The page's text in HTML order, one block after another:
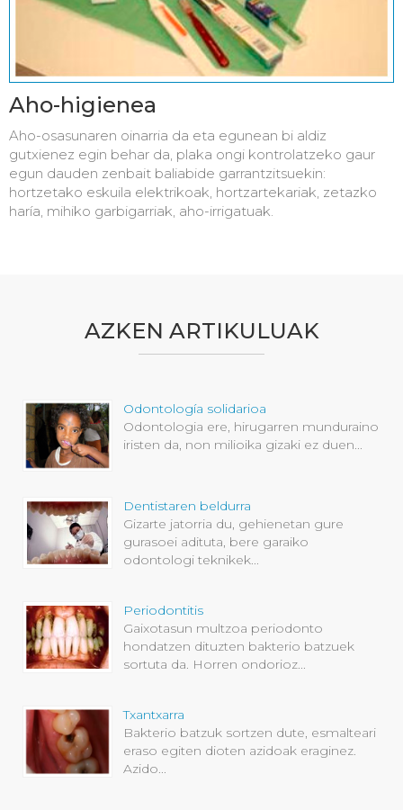
Aho-higienea
Aho-osasunaren oinarria da eta egunean bi aldiz
gutxienez egin behar da, plaka ongi kontrolatzeko gaur
egun dauden zenbait baliabide garrantzitsuekin:
hortzetako eskuila elektrikoak, hortzartekariak, zetazko
haría, mihiko garbigarriak, aho-irrigatuak.
AZKEN ARTIKULUAK
Odontología solidarioa
Odontologia ere, hirugarren munduraino
iristen da, non milioika gizaki ez duen...
Dentistaren beldurra
Gizarte jatorria du, gehienetan gure
gurasoei adituta, bere garaiko
odontologi teknikek...
Periodontitis
Gaixotasun multzoa periodonto
hondatzen dituzten bakterio batzuek
sortuta da. Horren ondorioz...
Txantxarra
Bakterio batzuk sortzen dute, esmalteari
eraso egiten dioten azidoak eraginez.
Azido...